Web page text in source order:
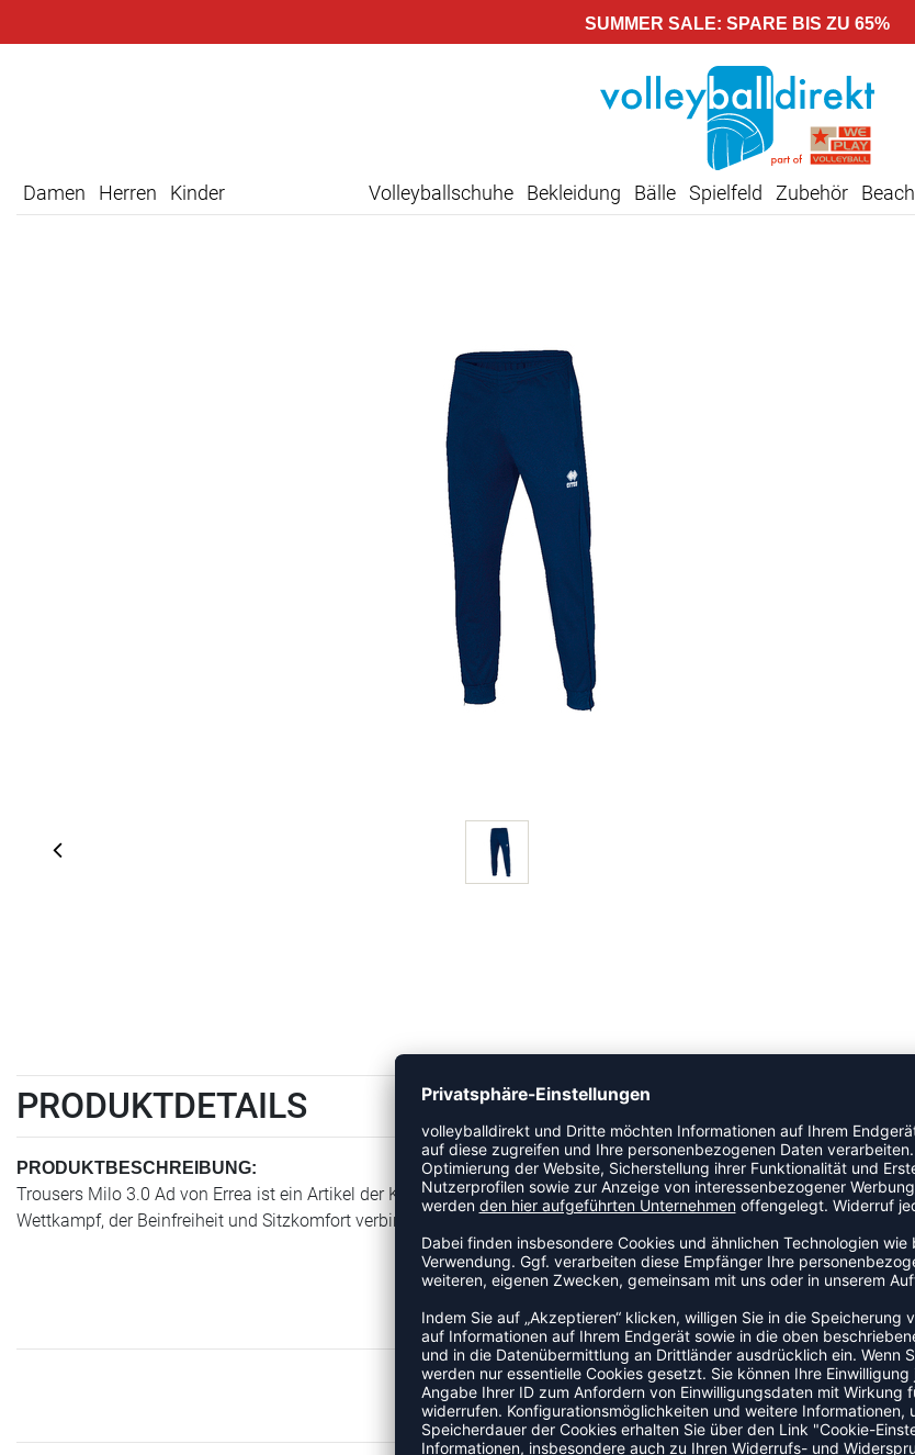
SUMMER SALE: SPARE BIS ZU 65%
Damen Herren Kinder Volleyballschuhe Bekleidung Bälle Spielfeld Zubehör Beach
PRODUKTDETAILS
PRODUKTBESCHREIBUNG:
Trousers Milo 3.0 Ad von Errea ist ein Artikel der Kategorie Trainingshose. Ein zuverlässiger Begleiter für Training und
Wettkampf, der Beinfreiheit und Sitzkomfort verbindet.
ZULETZT ANGESEHEN